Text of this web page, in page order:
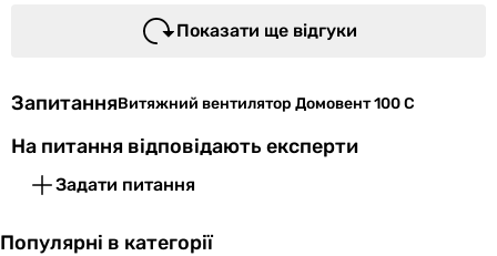
Показати ще відгуки
ЗапитанняВитяжний вентилятор Домовент 100 С
На питання відповідають експерти
Задати питання
Популярні в категорії